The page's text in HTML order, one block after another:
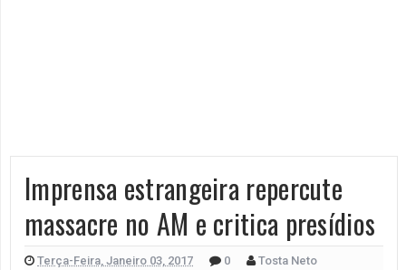
Imprensa estrangeira repercute
massacre no AM e critica presídios
Terça-Feira, Janeiro 03, 2017 0 Tosta Neto